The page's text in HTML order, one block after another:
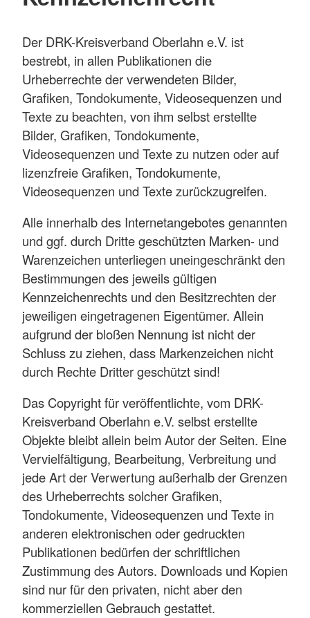
Der DRK-Kreisverband Oberlahn e.V. ist
bestrebt, in allen Publikationen die
Urheberrechte der verwendeten Bilder,
Grafiken, Tondokumente, Videosequenzen und
Texte zu beachten, von ihm selbst erstellte
Bilder, Grafiken, Tondokumente,
Videosequenzen und Texte zu nutzen oder auf
lizenzfreie Grafiken, Tondokumente,
Videosequenzen und Texte zurückzugreifen.
Alle innerhalb des Internetangebotes genannten
und ggf. durch Dritte geschützten Marken- und
Warenzeichen unterliegen uneingeschränkt den
Bestimmungen des jeweils gültigen
Kennzeichenrechts und den Besitzrechten der
jeweiligen eingetragenen Eigentümer. Allein
aufgrund der bloßen Nennung ist nicht der
Schluss zu ziehen, dass Markenzeichen nicht
durch Rechte Dritter geschützt sind!
Das Copyright für veröffentlichte, vom DRK-
Kreisverband Oberlahn e.V. selbst erstellte
Objekte bleibt allein beim Autor der Seiten. Eine
Vervielfältigung, Bearbeitung, Verbreitung und
jede Art der Verwertung außerhalb der Grenzen
des Urheberrechts solcher Grafiken,
Tondokumente, Videosequenzen und Texte in
anderen elektronischen oder gedruckten
Publikationen bedürfen der schriftlichen
Zustimmung des Autors. Downloads und Kopien
sind nur für den privaten, nicht aber den
kommerziellen Gebrauch gestattet.